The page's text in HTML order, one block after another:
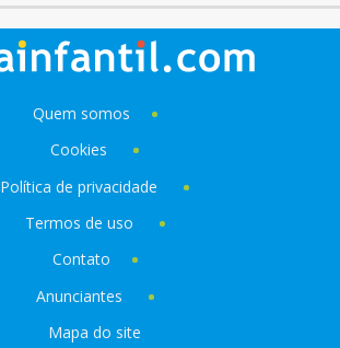
Quem somos
Cookies
Política de privacidade
Termos de uso
Contato
Anunciantes
Mapa do site